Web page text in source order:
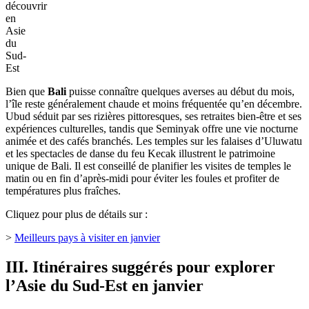
5. Indonésie (Bali)
a. Bali - Ubud, Seminyak, Uluwatu
Bali
en
janvier
-
les
lieux
incontournables
à
découvrir
en
Asie
du
Sud-
Bien que
Balipuisse connaître quelques averses au début du mois,
l’île reste généralement chaude et moins fréquentée qu’en décembre.